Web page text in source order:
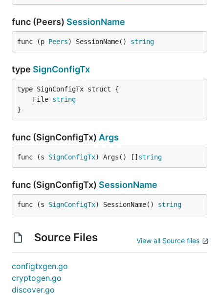
func (Peers) SessionName
func (p Peers) SessionName() string
type SignConfigTx
	File
string
}
func (SignConfigTx) Args
func (s SignConfigTx) Args() [] string
func (SignConfigTx) SessionName
func (s SignConfigTx) SessionName() string
Source Files View all Source files
configtxgen.go
cryptogen.go
discover.go